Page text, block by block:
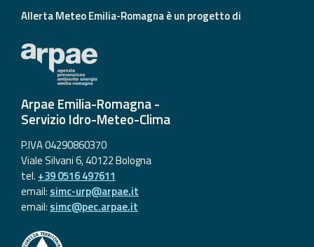
Allerta Meteo Emilia-Romagna è un progetto di
Arpae Emilia-Romagna -
Servizio Idro-Meteo-Clima
P.IVA 04290860370
Viale Silvani 6, 40122 Bologna
tel. +39 0516 497611
email: simc-urp@arpae.it
email: simc@pec.arpae.it